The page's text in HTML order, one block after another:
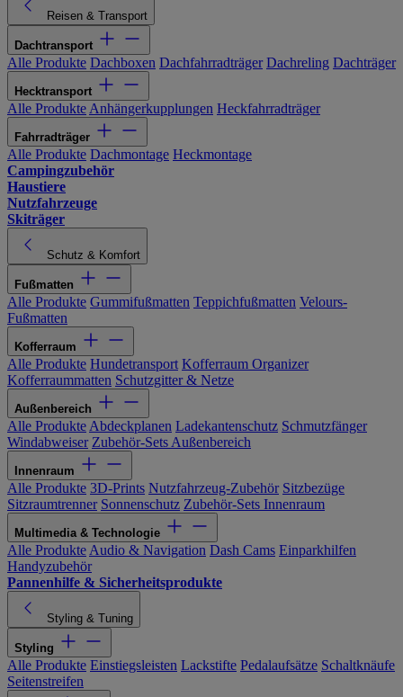
Reisen & Transport
Dachtransport
Alle Produkte Dachboxen Dachfahrradträger Dachreling Dachträger
Hecktransport
Alle Produkte Anhängerkupplungen Heckfahrradträger
Fahrradträger
Alle Produkte Dachmontage Heckmontage
Campingzubehör
Haustiere
Nutzfahrzeuge
Skiträger
Schutz & Komfort
Fußmatten
Alle Produkte Gummifußmatten Teppichfußmatten Velours-
Fußmatten
Kofferraum
Alle Produkte Hundetransport Kofferraum Organizer
Kofferraummatten Schutzgitter & Netze
Außenbereich
Alle Produkte Abdeckplanen Ladekantenschutz Schmutzfänger
Windabweiser Zubehör-Sets Außenbereich
Innenraum
Alle Produkte 3D-Prints Nutzfahrzeug-Zubehör Sitzbezüge
Sitzraumtrenner Sonnenschutz Zubehör-Sets Innenraum
Multimedia & Technologie
Alle Produkte Audio & Navigation Dash Cams Einparkhilfen
Handyzubehör
Pannenhilfe & Sicherheitsprodukte
Styling & Tuning
Styling
Alle Produkte Einstiegsleisten Lackstifte Pedalaufsätze Schaltknäufe
Seitenstreifen